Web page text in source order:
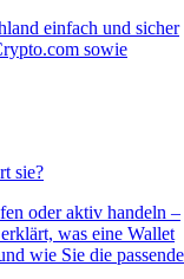
einfach und sicher
sowie
sie?
oder aktiv handeln –
was eine Wallet
wie Sie die passende